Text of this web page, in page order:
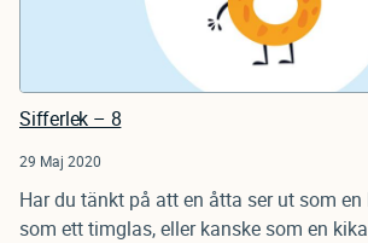
Sifferlek – 8
29 Maj 2020
Har du tänkt på att en åtta ser ut som en
som ett timglas, eller kanske som en